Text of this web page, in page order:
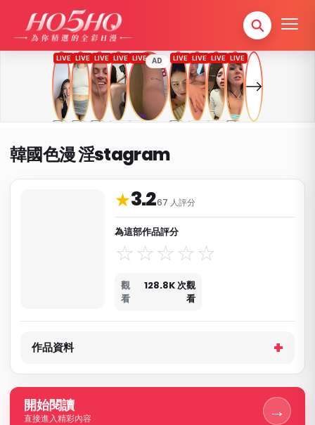
AD
韓國色漫 淫stagram
★3.267 人評分
為這部作品評分
觀
看
128.8K 次觀
看
作品資料與分類
作品資料
開始閱讀
直接進入精彩內容 →